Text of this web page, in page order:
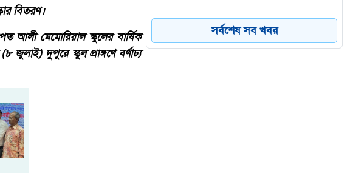
বিতরণ।
আলী মেমোরিয়াল স্কুলের বার্ষিক
জুলাই) দুপুরে স্কুল প্রাঙ্গণে বর্ণাঢ্য
৫
বস্তুনিষ্ঠ সাংবাদিকতা এবং মাদকের
বিরুদ্ধে সোচ্চার হওয়ার আহ্বান
সর্বশেষ সব খবর